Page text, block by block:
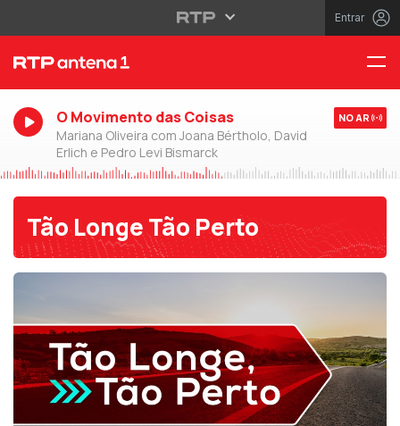
Entrar
O Movimento das Coisas
Mariana Oliveira com Joana Bértholo, David
Erlich e Pedro Levi Bismarck
NO AR
Tão Longe Tão Perto